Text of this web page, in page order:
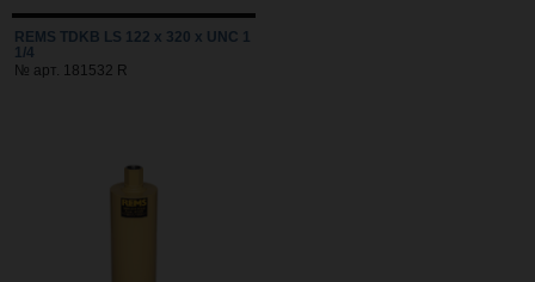
REMS TDKB LS 122 x 320 x UNC 1
1/4
№ арт. 181532 R